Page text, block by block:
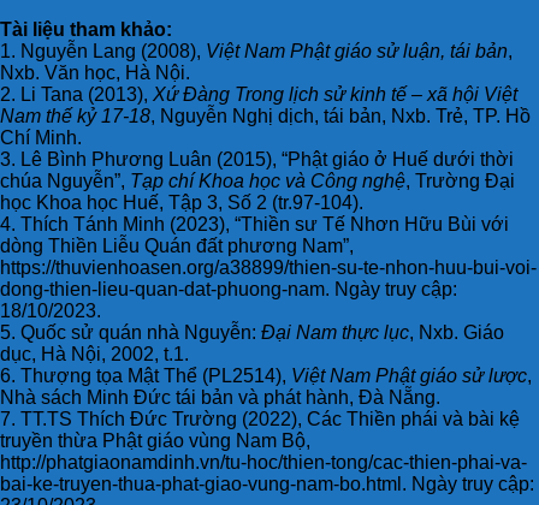
Tài liệu tham khảo:
1. Nguyễn Lang (2008), Việt Nam Phật giáo sử luận, tái bản,
Nxb. Văn học, Hà Nội.
2. Li Tana (2013), Xứ Đàng Trong lịch sử kinh tế – xã hội Việt
Nam thế kỷ 17-18, Nguyễn Nghị dịch, tái bản, Nxb. Trẻ, TP. Hồ
Chí Minh.
3. Lê Bình Phương Luân (2015), “Phật giáo ở Huế dưới thời
chúa Nguyễn”, Tạp chí Khoa học và Công nghệ, Trường Đại
học Khoa học Huế, Tập 3, Số 2 (tr.97-104).
4. Thích Tánh Minh (2023), “Thiền sư Tế Nhơn Hữu Bùi với
dòng Thiền Liễu Quán đất phương Nam”,
https://thuvienhoasen.org/a38899/thien-su-te-nhon-huu-bui-voi-
dong-thien-lieu-quan-dat-phuong-nam. Ngày truy cập:
18/10/2023.
5. Quốc sử quán nhà Nguyễn: Đại Nam thực lục, Nxb. Giáo
dục, Hà Nội, 2002, t.1.
6. Thượng tọa Mật Thể (PL2514), Việt Nam Phật giáo sử lược,
Nhà sách Minh Đức tái bản và phát hành, Đà Nẵng.
7. TT.TS Thích Đức Trường (2022), Các Thiền phái và bài kệ
truyền thừa Phật giáo vùng Nam Bộ,
http://phatgiaonamdinh.vn/tu-hoc/thien-tong/cac-thien-phai-va-
bai-ke-truyen-thua-phat-giao-vung-nam-bo.html. Ngày truy cập: